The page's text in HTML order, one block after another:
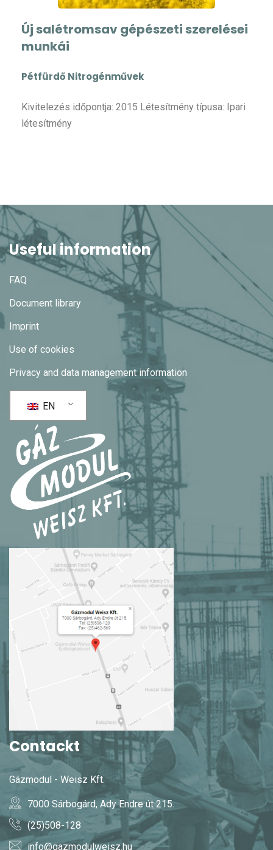
Új salétromsav gépészeti szerelései
munkái
Pétfürdő Nitrogénművek
Kivitelezés időpontja: 2015 Létesítmény típusa: Ipari
létesítmény
Useful information
FAQ
Document library
Imprint
Use of cookies
Privacy and data management information
EN
Contackt
Gázmodul - Weisz Kft.
7000 Sárbogárd, Ady Endre út 215.
(25)508-128
info@gazmodulweisz.hu